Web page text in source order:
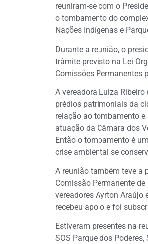
reuniram-se com o
o tombamento do
Nações Indígenas e
Durante a reunião, o
trâmite previsto na Lei
Comissões Permanentes
A vereadora Luiza
prédios patrimoniais da
relação ao tombamento
atuação da Câmara dos
Então o tombamento é
crise ambiental se
A reunião também teve a
Comissão Permanente
vereadores Ayrton Araújo
recebeu apoio e foi
Estiveram presentes na
SOS Parque dos